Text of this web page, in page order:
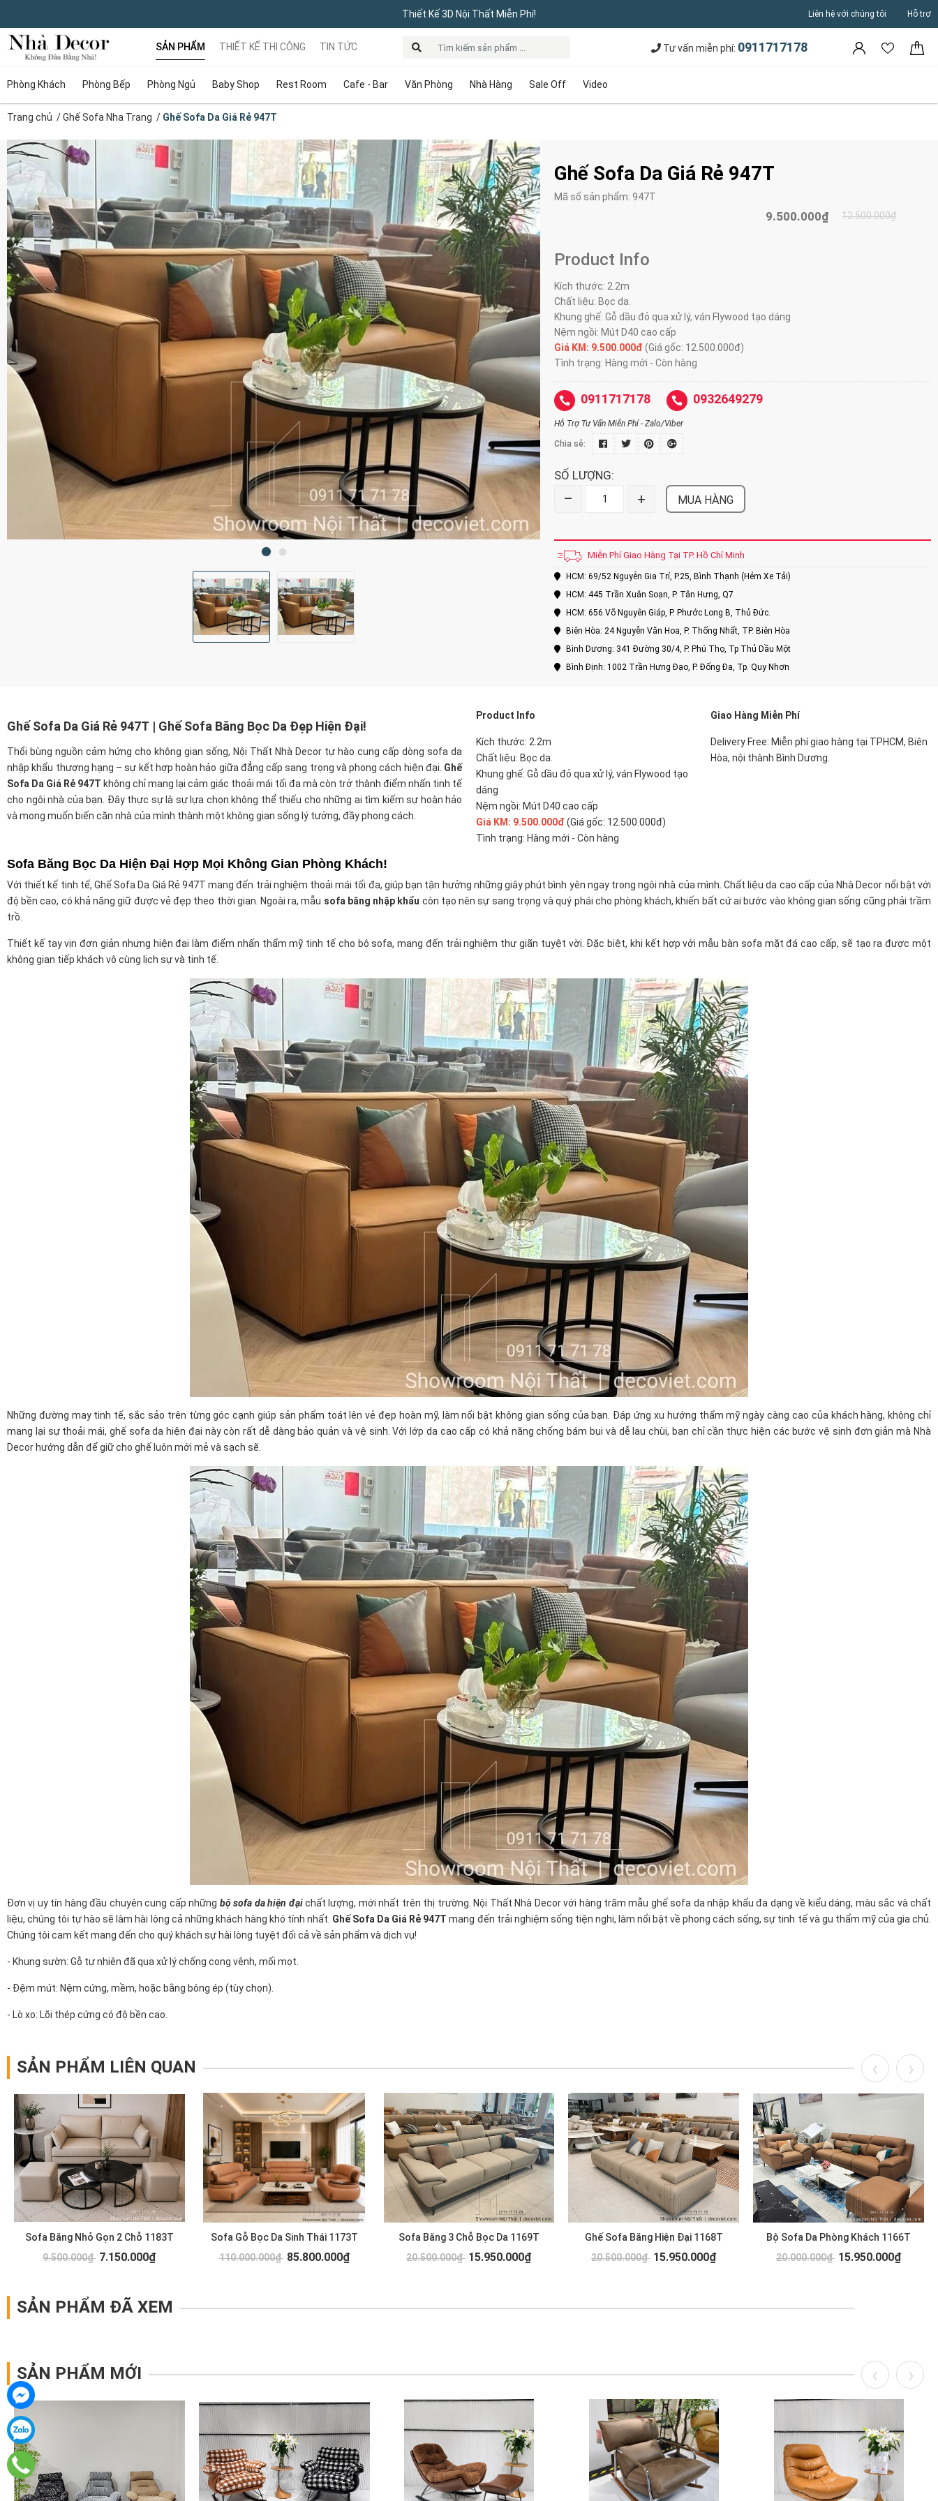
Thiết Kế 3D Nội Thất Miễn Phí! Liên hệ với chúng tôi Hỗ trợ
SẢN PHẨM
Phòng Khách Phòng Bếp Phòng Ngủ Baby Shop Rest Room Cafe - Bar Văn Phòng Nhà Hàng Sale Off Video
THIẾT KẾ THI CÔNG TIN TỨC Tư vấn miễn phí: 0911717178
Trang chủ /Ghế Sofa Nha Trang / Ghế Sofa Da Giá Rẻ 947T
Ghế Sofa Da Giá Rẻ 947T
Mã số sản phẩm: 947T
9.500.000₫ 12.500.000₫
Product Info
Kích thước: 2.2m
Chất liệu: Bọc da.
Khung ghế: Gỗ dầu đỏ qua xử lý, ván Flywood tạo dáng
Nệm ngồi: Mút D40 cao cấp
Giá KM: 9.500.000đ (Giá gốc: 12.500.000đ)
Tình trạng: Hàng mới - Còn hàng
0911717178 0932649279
Hỗ Trợ Tư Vấn Miễn Phí - Zalo/Viber
Chia sẻ:
SỐ LƯỢNG:
– + MUA HÀNG
Miễn Phí Giao Hàng Tại TP. Hồ Chí Minh
HCM: 69/52 Nguyễn Gia Trí, P.25, Bình Thạnh (Hẻm Xe Tải)
HCM: 445 Trần Xuân Soạn, P. Tân Hưng, Q7
HCM: 656 Võ Nguyên Giáp, P. Phước Long B, Thủ Đức.
Biên Hòa: 24 Nguyễn Văn Hoa, P. Thống Nhất, TP. Biên Hòa
Bình Dương: 341 Đường 30/4, P. Phú Thọ, Tp Thủ Dầu Một
Bình Định: 1002 Trần Hưng Đạo, P. Đống Đa, Tp. Quy Nhơn
Ghế Sofa Da Giá Rẻ 947T | Ghế Sofa Băng Bọc Da Đẹp Hiện Đại!
Thổi bùng nguồn cảm hứng cho không gian sống, Nội Thất Nhà Decor tự hào cung cấp dòng sofa da
nhập khẩu thượng hạng – sự kết hợp hoàn hảo giữa đẳng cấp sang trọng và phong cách hiện đại. Ghế
Sofa Da Giá Rẻ 947T không chỉ mang lại cảm giác thoải mái tối đa mà còn trở thành điểm nhấn tinh tế
cho ngôi nhà của bạn. Đây thực sự là sự lựa chọn không thể thiếu cho những ai tìm kiếm sự hoàn hảo
và mong muốn biến căn nhà của mình thành một không gian sống lý tưởng, đầy phong cách.
Product Info
Kích thước: 2.2m
Chất liệu: Bọc da.
Khung ghế: Gỗ dầu đỏ qua xử lý, ván Flywood tạo
dáng
Nệm ngồi: Mút D40 cao cấp
Giá KM: 9.500.000đ (Giá gốc: 12.500.000đ)
Tình trạng: Hàng mới - Còn hàng
Giao Hàng Miễn Phí
Delivery Free: Miễn phí giao hàng tại TPHCM, Biên
Hòa, nội thành Bình Dương.
Sofa Băng Bọc Da Hiện Đại Hợp Mọi Không Gian Phòng Khách!
Với thiết kế tinh tế, Ghế Sofa Da Giá Rẻ 947T mang đến trải nghiệm thoải mái tối đa, giúp bạn tận hưởng những giây phút bình yên ngay trong ngôi nhà của mình. Chất liệu da cao cấp của Nhà Decor nổi bật với
độ bền cao, có khả năng giữ được vẻ đẹp theo thời gian. Ngoài ra, mẫu sofa băng nhập khẩu còn tạo nên sự sang trọng và quý phái cho phòng khách, khiến bất cứ ai bước vào không gian sống cũng phải trầm
trồ.
Thiết kế tay vịn đơn giản nhưng hiện đại làm điểm nhấn thẩm mỹ tinh tế cho bộ sofa, mang đến trải nghiệm thư giãn tuyệt vời. Đặc biệt, khi kết hợp với mẫu bàn sofa mặt đá cao cấp, sẽ tạo ra được một
không gian tiếp khách vô cùng lịch sự và tinh tế.
Những đường may tinh tế, sắc sảo trên từng góc cạnh giúp sản phẩm toát lên vẻ đẹp hoàn mỹ, làm nổi bật không gian sống của bạn. Đáp ứng xu hướng thẩm mỹ ngày càng cao của khách hàng, không chỉ
mang lại sự thoải mái, ghế sofa da hiện đại này còn rất dễ dàng bảo quản và vệ sinh. Với lớp da cao cấp có khả năng chống bám bụi và dễ lau chùi, bạn chỉ cần thực hiện các bước vệ sinh đơn giản mà Nhà
Decor hướng dẫn để giữ cho ghế luôn mới mẻ và sạch sẽ.
Đơn vị uy tín hàng đầu chuyên cung cấp những bộ sofa da hiện đạichất lượng, mới nhất trên thị trường. Nội Thất Nhà Decor với hàng trăm mẫu ghế sofa da nhập khẩu đa dạng về kiểu dáng, màu sắc và chất
liệu, chúng tôi tự hào sẽ làm hài lòng cả những khách hàng khó tính nhất. Ghế Sofa Da Giá Rẻ 947T mang đến trải nghiệm sống tiện nghi, làm nổi bật về phong cách sống, sự tinh tế và gu thẩm mỹ của gia chủ.
Chúng tôi cam kết mang đến cho quý khách sự hài lòng tuyệt đối cả về sản phẩm và dịch vụ!
- Khung sườn: Gỗ tự nhiên đã qua xử lý chống cong vênh, mối mọt.
- Đệm mút: Nệm cứng, mềm, hoặc bằng bông ép (tùy chọn).
- Lò xo: Lõi thép cứng có độ bền cao.
SẢN PHẨM LIÊN QUAN
Sofa Băng Nhỏ Gọn 2 Chỗ 1183T
9.500.000₫ 7.150.000₫
Sofa Gỗ Bọc Da Sinh Thái 1173T
110.000.000₫ 85.800.000₫
Sofa Băng 3 Chỗ Bọc Da 1169T
20.500.000₫ 15.950.000₫
Ghế Sofa Băng Hiện Đại 1168T
20.500.000₫ 15.950.000₫
Bộ Sofa Da Phòng Khách 1166T
20.000.000₫ 15.950.000₫
SẢN PHẨM ĐÃ XEM
SẢN PHẨM MỚI